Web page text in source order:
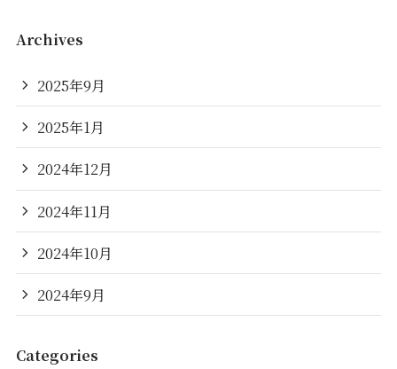
Archives
2025年9月
2025年1月
2024年12月
2024年11月
2024年10月
2024年9月
Categories